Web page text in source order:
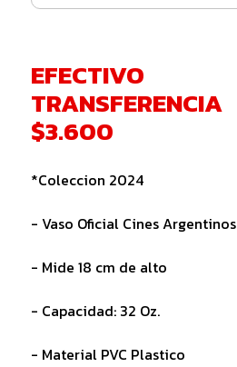
EFECTIVO
TRANSFERENCIA
$3.600
*Coleccion 2024
- Vaso Oficial Cines Argentinos
- Mide 18 cm de alto
- Capacidad: 32 Oz.
- Material PVC Plastico